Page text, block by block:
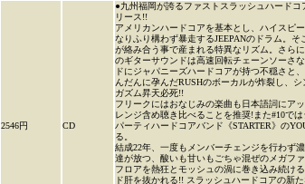
2546円 CD
●九州福岡が誇るファストスラッシュハード
リース!!
アメリカンハードコアを基本とし、ハイスピ
なりふり構わず暴走するJEEPANのドラム。
が絡み合う事で産まれる特異なリズム。さら
のギターサウンドは高速回転チェーンソーさ
ドにジャパニーズハードコアが持つ不穏さと
んだんに孕んだRUSHのボーカルが炸裂し、
ガズム昇天必死!!
フリークにはおなじみの楽曲も日本語詞にア
レンジ含め聴き比べることを推奨!また#10で
パーティハードコアバンド《STARTER》の
る。
結成22年、一度もメンバーチェンジを行わず
達が放つ、酸いも甘いもごちゃ混ぜのメガフ
フロアを熱狂とモッシュの渦に巻き込み続け
ド肝を抜かれる!! スラッシュハードコアの新